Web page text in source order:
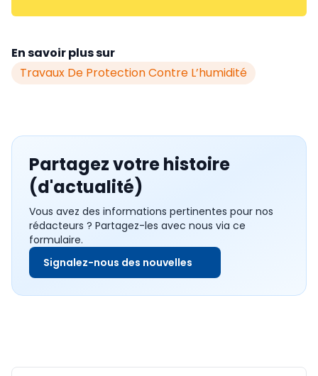
En savoir plus sur
Travaux De Protection Contre L’humidité
Partagez votre histoire
(d'actualité)
Vous avez des informations pertinentes pour nos
rédacteurs ? Partagez-les avec nous via ce
formulaire.
Signalez-nous des nouvelles